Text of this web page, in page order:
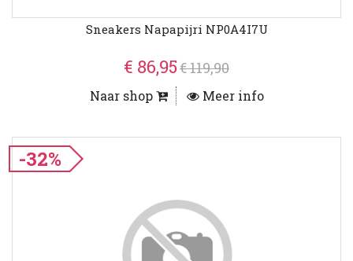
Sneakers Napapijri NP0A4I7U
€ 86,95€ 119,90
Naar shop Meer info
-32%